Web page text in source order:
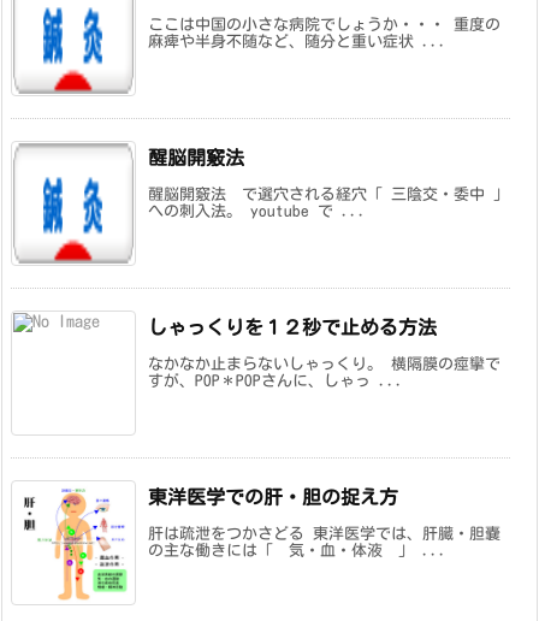
ここは中国の小さな病院でしょうか・・・ 重度の
麻痺や半身不随など、随分と重い症状 ...
醒脳開竅法
醒脳開竅法 で選穴される経穴「 三陰交・委中 」
への刺入法。 youtube で ...
しゃっくりを１２秒で止める方法
なかなか止まらないしゃっくり。 横隔膜の痙攣で
すが、POP＊POPさんに、しゃっ ...
東洋医学での肝・胆の捉え方
肝は疏泄をつかさどる 東洋医学では、肝臓・胆嚢
の主な働きには「 気・血・体液 」 ...